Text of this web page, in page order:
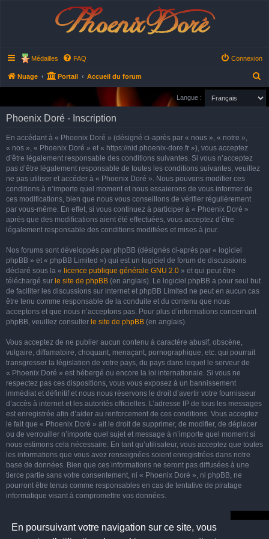
En poursuivant votre navigation sur ce site, vous
Phoenix Doré
Médailles FAQ Connexion
Nuage Portail Accueil du forum
e
Langue :
Phoenix Doré - Inscription
En accédant à « Phoenix Doré » (désigné ci-après par « nous », « notre »,
« nos », « Phoenix Doré » et « https://nid.phoenix-dore.fr »), vous acceptez
d’être légalement responsable des conditions suivantes. Si vous n’acceptez
pas d’être légalement responsable de toutes les conditions suivantes, veuillez
ne pas utiliser et accéder à « Phoenix Doré ». Nous pouvons modifier ces
conditions à n’importe quel moment et nous essaierons de vous informer de
ces modifications, bien que nous vous conseillons de vérifier régulièrement
par vous-même. En effet, si vous continuez à participer à « Phoenix Doré »
après que des modifications aient été effectuées, vous acceptez d’être
légalement responsable des conditions modifiées et mises à jour.
Nos forums sont développés par phpBB (désignés ci-après par « logiciel
phpBB » et « phpBB Limited ») qui est un logiciel de forum de discussions
déclaré sous la « licence publique générale GNU 2.0 » et qui peut être
téléchargé sur le site de phpBB (en anglais). Le logiciel phpBB a pour seul but
de faciliter les discussions sur internet et phpBB Limited ne peut en aucun cas
être tenu comme responsable de la conduite et du contenu que nous
acceptons et que nous n’acceptons pas. Pour plus d’informations concernant
phpBB, veuillez consulter le site de phpBB (en anglais).
Vous acceptez de ne publier aucun contenu à caractère abusif, obscène,
vulgaire, diffamatoire, choquant, menaçant, pornographique, etc. qui pourrait
transgresser la législation de votre pays, du pays dans lequel le serveur de
« Phoenix Doré » est hébergé ou encore la loi internationale. Si vous ne
respectez pas ces dispositions, vous vous exposez à un bannissement
immédiat et définitif et nous nous réservons le droit d’avertir votre fournisseur
d’accès à internet et les autorités officielles. L’adresse IP de tous les messages
est enregistrée afin d’aider au renforcement de ces conditions. Vous acceptez
le fait que « Phoenix Doré » ait le droit de supprimer, de modifier, de déplacer
ou de verrouiller n’importe quel sujet et message à n’importe quel moment si
nous estimons cela nécessaire. En tant qu’utilisateur, vous acceptez que toutes
les informations que vous avez renseignées soient enregistrées dans notre
base de données. Bien que ces informations ne seront pas diffusées à une
tierce partie sans votre consentement, ni « Phoenix Doré », ni phpBB, ne
pourront être tenus comme responsables en cas de tentative de piratage
informatique visant à compromettre vos données.